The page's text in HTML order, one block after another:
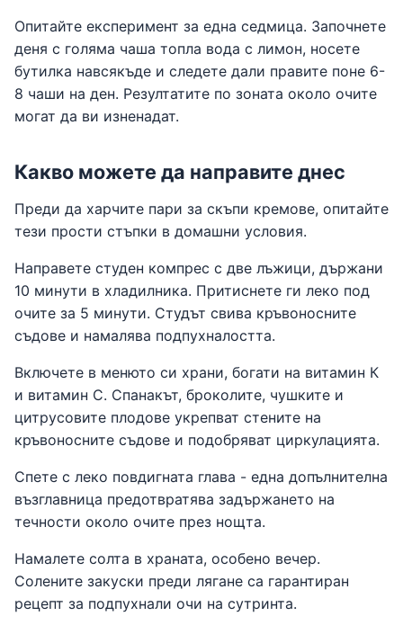
Опитайте експеримент за една седмица. Започнете
деня с голяма чаша топла вода с лимон, носете
бутилка навсякъде и следете дали правите поне 6-
8 чаши на ден. Резултатите по зоната около очите
могат да ви изненадат.
Какво можете да направите днес
Преди да харчите пари за скъпи кремове, опитайте
тези прости стъпки в домашни условия.
Направете студен компрес с две лъжици, държани
10 минути в хладилника. Притиснете ги леко под
очите за 5 минути. Студът свива кръвоносните
съдове и намалява подпухналостта.
Включете в менюто си храни, богати на витамин К
и витамин С. Спанакът, броколите, чушките и
цитрусовите плодове укрепват стените на
кръвоносните съдове и подобряват циркулацията.
Спете с леко повдигната глава - една допълнителна
възглавница предотвратява задържането на
течности около очите през нощта.
Намалете солта в храната, особено вечер.
Солените закуски преди лягане са гарантиран
рецепт за подпухнали очи на сутринта.